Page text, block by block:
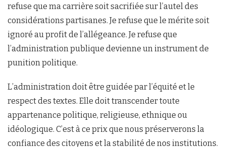
refuse que ma carrière soit sacrifiée sur l’autel des
considérations partisanes. Je refuse que le mérite soit
ignoré au profit de l’allégeance. Je refuse que
l’administration publique devienne un instrument de
punition politique.
L’administration doit être guidée par l’équité et le
respect des textes. Elle doit transcender toute
appartenance politique, religieuse, ethnique ou
idéologique. C’est à ce prix que nous préserverons la
confiance des citoyens et la stabilité de nos institutions.